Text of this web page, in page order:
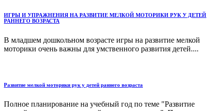
ИГРЫ И УПРАЖНЕНИЯ НА РАЗВИТИЕ МЕЛКОЙ МОТОРИКИ РУК У ДЕТЕЙ
РАННЕГО ВОЗРАСТА
В младшем дошкольном возрасте игры на развитие мелкой
моторики очень важны для умственного развития детей....
Развитие мелкой моторики рук у детей раннего возраста
Полное планирование на учебный год по теме "Развитие